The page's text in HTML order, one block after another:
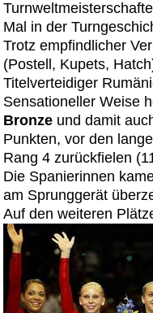
Mal in der
Trotz empfindlicher
(Postell, Kupets,
Titelverteidiger
Sensationeller Weise
Bronze und damit
Punkten, vor den
Rang 4 zurückfielen
Die Spanierinnen
am Sprunggerät
Auf den weiteren